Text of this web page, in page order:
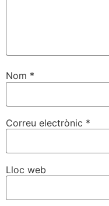
Nom *
Correu electrònic *
Lloc web